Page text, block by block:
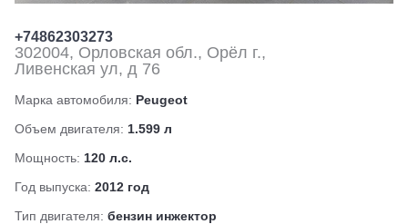
+74862303273
302004, Орловская обл., Орёл г.,
Ливенская ул, д 76
Марка автомобиля: Peugeot
Объем двигателя: 1.599 л
Мощность: 120 л.с.
Год выпуска: 2012 год
Тип двигателя: бензин инжектор